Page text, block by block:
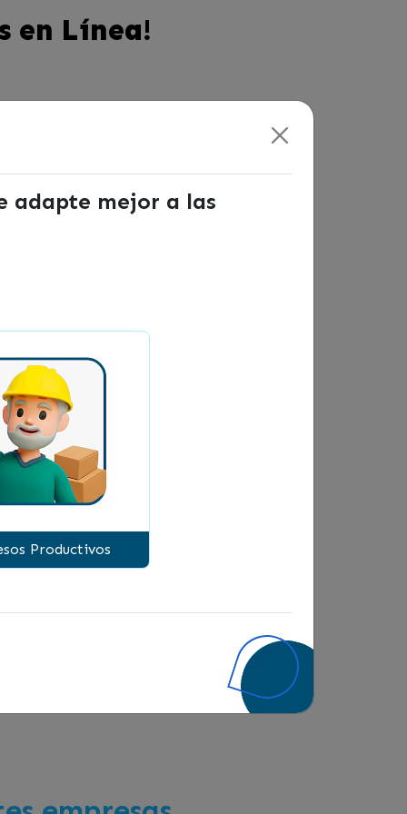
en Línea!
efectiva para tu negocio.
esto. Y también conocerás los
emprendedores»,
hoy emprendedora al 100%.
fuera no te preocupes, también
adapte mejor a las
Productivos